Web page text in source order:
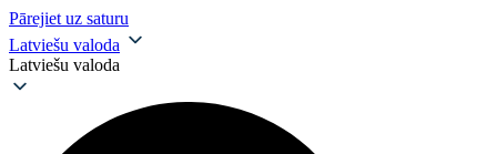
Pārejiet uz saturu
Latviešu valoda
Latviešu valoda